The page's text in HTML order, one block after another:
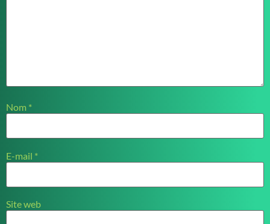
Nom *
E-mail *
Site web